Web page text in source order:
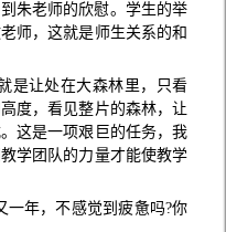
朱老师的欣慰。学生的举
师，这就是师生关系的和
是让处在大森林里，只看
度，看见整片的森林，让
这是一项艰巨的任务，我
学团队的力量才能使教学
一年，不感觉到疲惫吗?你